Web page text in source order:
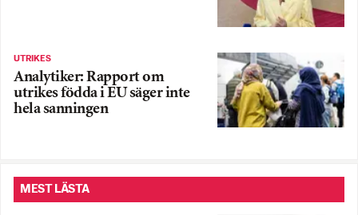
UTRIKES
Analytiker: Rapport om
utrikes födda i EU säger inte
hela sanningen
MEST LÄSTA